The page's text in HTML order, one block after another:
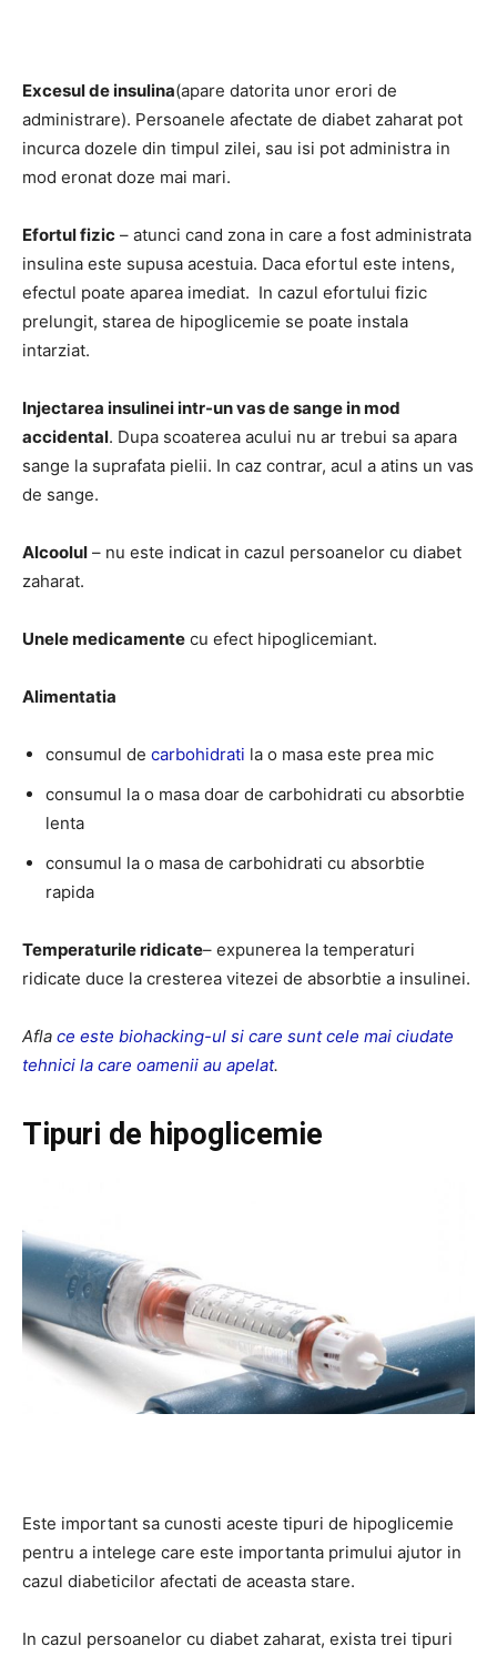
Excesul de insulina(apare datorita unor erori de
administrare). Persoanele afectate de diabet zaharat pot
incurca dozele din timpul zilei, sau isi pot administra in
mod eronat doze mai mari.
Efortul fizic – atunci cand zona in care a fost administrata
insulina este supusa acestuia. Daca efortul este intens,
efectul poate aparea imediat. In cazul efortului fizic
prelungit, starea de hipoglicemie se poate instala
intarziat.
Injectarea insulinei intr-un vas de sange in mod
accidental. Dupa scoaterea acului nu ar trebui sa apara
sange la suprafata pielii. In caz contrar, acul a atins un vas
de sange.
Alcoolul – nu este indicat in cazul persoanelor cu diabet
zaharat.
Unele medicamente cu efect hipoglicemiant.
Alimentatia
consumul de carbohidrati la o masa este prea mic
consumul la o masa doar de carbohidrati cu absorbtie
lenta
consumul la o masa de carbohidrati cu absorbtie
rapida
Temperaturile ridicate– expunerea la temperaturi
ridicate duce la cresterea vitezei de absorbtie a insulinei.
Afla ce este biohacking-ul si care sunt cele mai ciudate
tehnici la care oamenii au apelat.
Tipuri de hipoglicemie
Este important sa cunosti aceste tipuri de hipoglicemie
pentru a intelege care este importanta primului ajutor in
cazul diabeticilor afectati de aceasta stare.
In cazul persoanelor cu diabet zaharat, exista trei tipuri